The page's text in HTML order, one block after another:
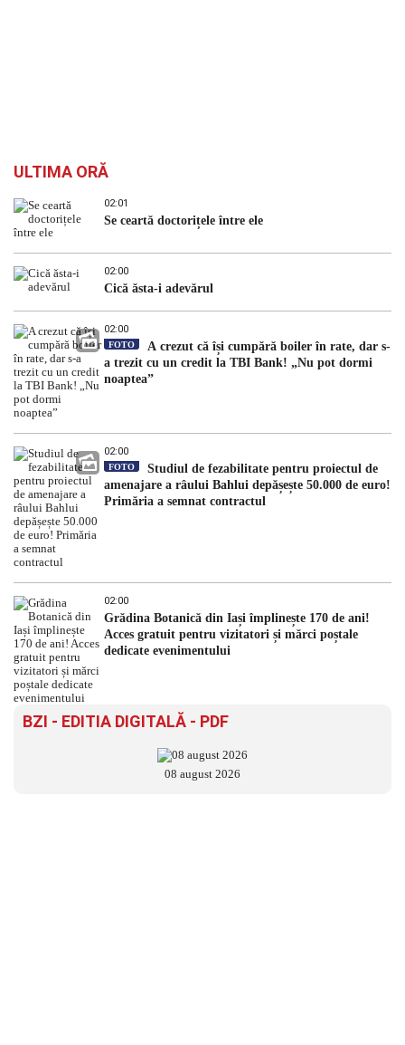
ULTIMA ORĂ
02:01
Se ceartă doctorițele între ele
02:00
Cică ăsta-i adevărul
02:00
FOTO
A crezut că își cumpără boiler în rate, dar s-
a trezit cu un credit la TBI Bank! „Nu pot dormi
noaptea”
02:00
FOTO
Studiul de fezabilitate pentru proiectul de
amenajare a râului Bahlui depășește 50.000 de euro!
Primăria a semnat contractul
02:00
Grădina Botanică din Iași împlinește 170 de ani!
Acces gratuit pentru vizitatori și mărci poștale
dedicate evenimentului
BZI - EDITIA DIGITALĂ - PDF
08 august 2026